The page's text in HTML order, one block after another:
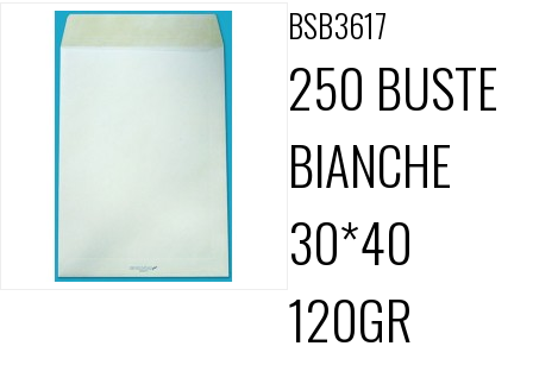
BSB3617
250 BUSTE
BIANCHE
30*40
120GR